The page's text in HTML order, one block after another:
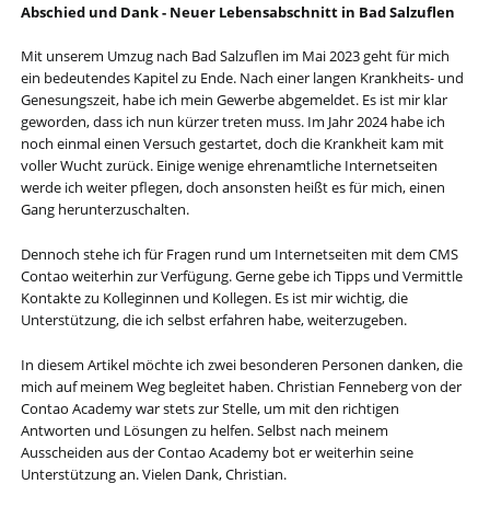
Abschied und Dank - Neuer Lebensabschnitt in Bad Salzuflen
Mit unserem Umzug nach Bad Salzuflen im Mai 2023 geht für mich
ein bedeutendes Kapitel zu Ende. Nach einer langen Krankheits- und
Genesungszeit, habe ich mein Gewerbe abgemeldet. Es ist mir klar
geworden, dass ich nun kürzer treten muss. Im Jahr 2024 habe ich
noch einmal einen Versuch gestartet, doch die Krankheit kam mit
voller Wucht zurück. Einige wenige ehrenamtliche Internetseiten
werde ich weiter pflegen, doch ansonsten heißt es für mich, einen
Gang herunterzuschalten.
Dennoch stehe ich für Fragen rund um Internetseiten mit dem CMS
Contao weiterhin zur Verfügung. Gerne gebe ich Tipps und Vermittle
Kontakte zu Kolleginnen und Kollegen. Es ist mir wichtig, die
Unterstützung, die ich selbst erfahren habe, weiterzugeben.
In diesem Artikel möchte ich zwei besonderen Personen danken, die
mich auf meinem Weg begleitet haben. Christian Fenneberg von der
Contao Academy war stets zur Stelle, um mit den richtigen
Antworten und Lösungen zu helfen. Selbst nach meinem
Ausscheiden aus der Contao Academy bot er weiterhin seine
Unterstützung an. Vielen Dank, Christian.